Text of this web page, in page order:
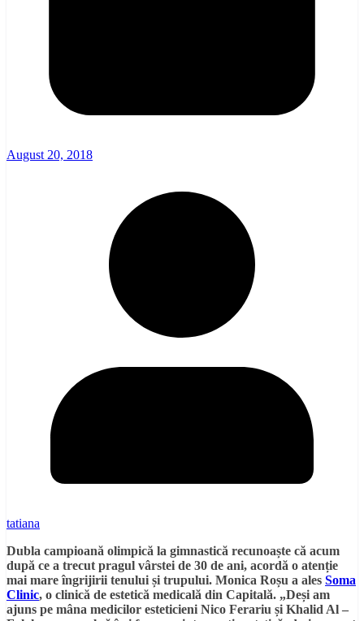
August 20, 2018
tatiana
Dubla campioană olimpică la gimnastică recunoaște că acum
după ce a trecut pragul vârstei de 30 de ani, acordă o atenție
mai mare îngrijirii tenului și trupului. Monica Roșu a ales Soma
Clinic, o clinică de estetică medicală din Capitală. „Deși am
ajuns pe mâna medicilor esteticieni Nico Ferariu și Khalid Al –